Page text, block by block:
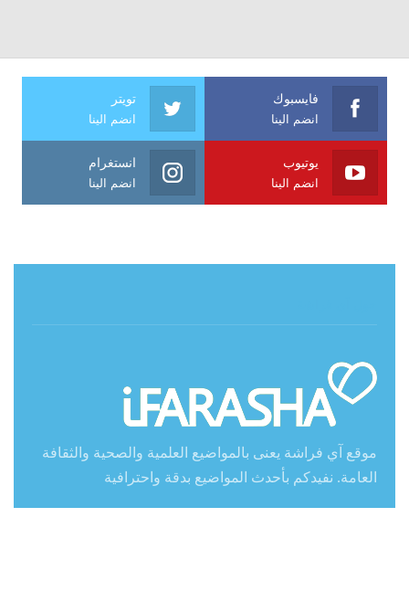
فايسبوك
انضم الينا
تويتر
انضم الينا
يوتيوب
انضم الينا
انستغرام
انضم الينا
موقع آي فراشة يعنى بالمواضيع العلمية والصحية والثقافة
العامة. نفيدكم بأحدث المواضيع بدقة واحترافية